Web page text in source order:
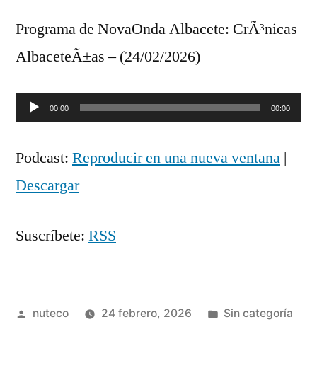
Programa de NovaOnda Albacete: CrÃ³nicas
AlbaceteÃ±as – (24/02/2026)
Reproductor
audio
00:00 00:00
Podcast: Reproducir en una nueva ventana |
Descargar
Suscríbete: RSS
Publicada
nuteco 24 febrero, 2026
Publicada
Sin categoría